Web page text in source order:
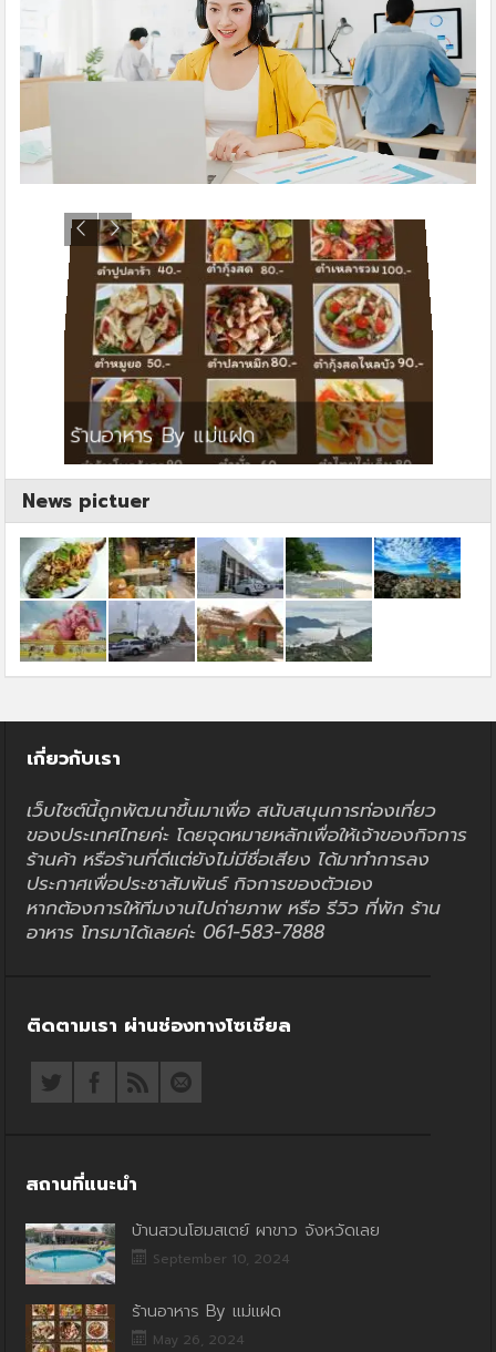
ร้านอาหาร By แม่แฝด
News pictuer
เกี่ยวกับเรา
เว็บไซต์นี้ถูกพัฒนาขึ้นมาเพื่อ สนับสนุนการท่องเที่ยว
ของประเทศไทยค่ะ โดยจุดหมายหลักเพื่อให้เจ้าของกิจการ
ร้านค้า หรือร้านที่ดีแต่ยังไม่มีชื่อเสียง ได้มาทำการลง
ประกาศเพื่อประชาสัมพันธ์ กิจการของตัวเอง
หากต้องการให้ทีมงานไปถ่ายภาพ หรือ รีวิว ที่พัก ร้าน
อาหาร โทรมาได้เลยค่ะ 061-583-7888
ติดตามเรา ผ่านช่องทางโซเชียล
สถานที่แนะนำ
บ้านสวนโฮมสเตย์ ผาขาว จังหวัดเลย
September 10, 2024
ร้านอาหาร By แม่แฝด
May 26, 2024